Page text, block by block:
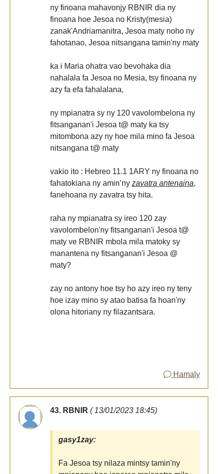
ny finoana mahavonjy RBNIR dia ny
finoana hoe Jesoa no Kristy(mesia)
zanak'Andriamanitra, Jesoa maty noho ny
fahotanao, Jesoa nitsangana tamin'ny maty
ka i Maria ohatra vao bevohaka dia
nahalala fa Jesoa no Mesia, tsy finoana ny
azy fa efa fahalalana,
ny mpianatra sy ny 120 vavolombelona ny
fitsanganan'i Jesoa t@ maty ka tsy
mitombona azy ny hoe mila mino fa Jesoa
nitsangana t@ maty
vakio ito : Hebreo 11.1 1ARY ny finoana no
fahatokiana ny amin’ny zavatra antenaina,
fanehoana ny zavatra tsy hita.
raha ny mpianatra sy ireo 120 zay
vavolombelon'ny fitsanganan'i Jesoa t@
maty ve RBNIR mbola mila matoky sy
manantena ny fitsanganan'i Jesoa @
maty?
zay no antony hoe tsy ho azy ireo ny teny
hoe izay mino sy atao batisa fa hoan'ny
olona hitoriany ny filazantsara.
Hamaly
43. RBNIR ( 13/01/2023 18:45)
gasy1zay:
Fa Jesoa tsy nilaza mintsy tamin'ny